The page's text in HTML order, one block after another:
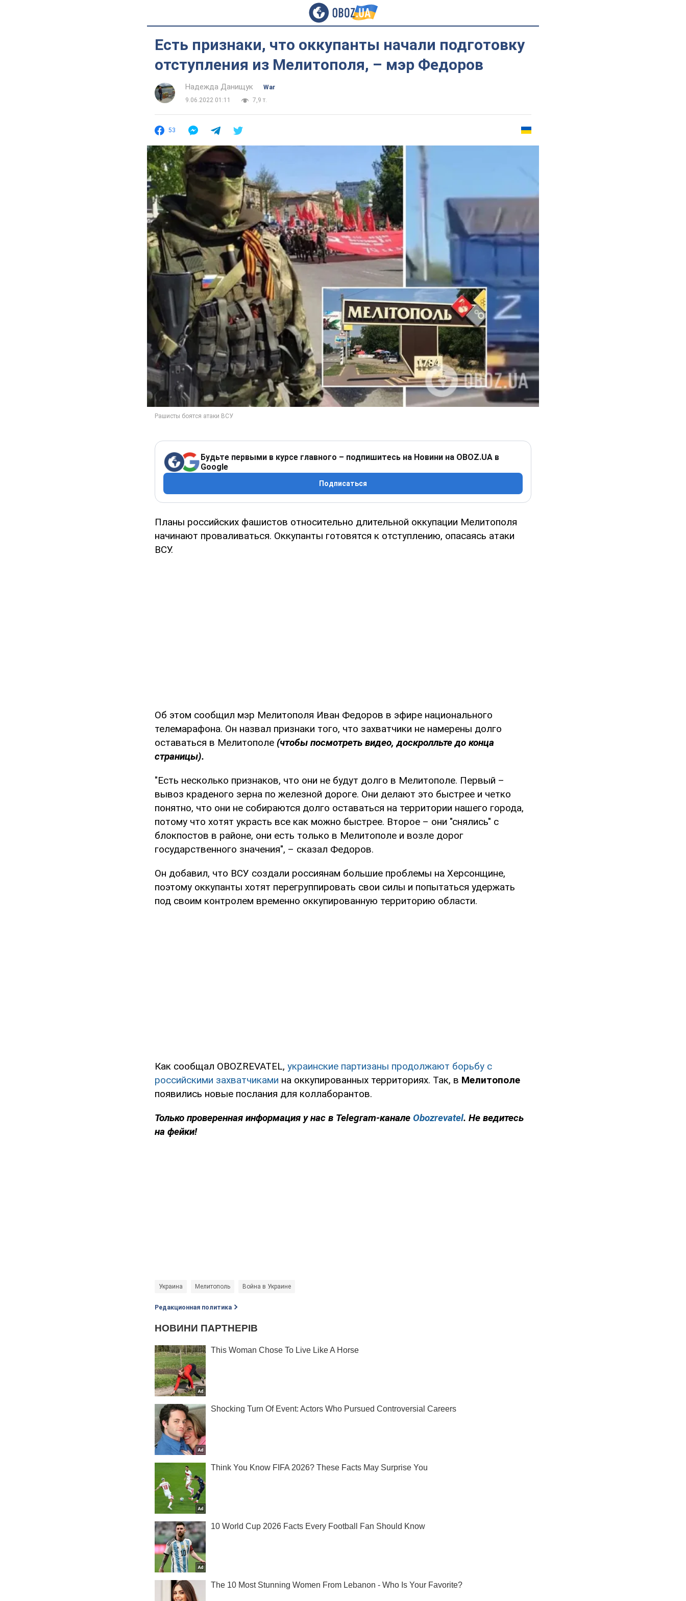
Есть признаки, что оккупанты начали подготовку
отступления из Мелитополя, – мэр Федоров
Надежда Данищук
War
9.06.2022 01:11
7,9 т.
53
Будьте первыми в курсе главного – подпишитесь на Новини на OBOZ.UA в
Google
Подписаться
Планы российских фашистов относительно длительной оккупации Мелитополя
начинают проваливаться. Оккупанты готовятся к отступлению, опасаясь атаки
ВСУ.
Об этом сообщил мэр Мелитополя Иван Федоров в эфире национального
телемарафона. Он назвал признаки того, что захватчики не намерены долго
оставаться в Мелитополе (чтобы посмотреть видео, доскролльте до конца
страницы).
"Есть несколько признаков, что они не будут долго в Мелитополе. Первый –
вывоз краденого зерна по железной дороге. Они делают это быстрее и четко
понятно, что они не собираются долго оставаться на территории нашего города,
потому что хотят украсть все как можно быстрее. Второе – они "снялись" с
блокпостов в районе, они есть только в Мелитополе и возле дорог
государственного значения", – сказал Федоров.
Он добавил, что ВСУ создали россиянам большие проблемы на Херсонщине,
поэтому оккупанты хотят перегруппировать свои силы и попытаться удержать
под своим контролем временно оккупированную территорию области.
Как сообщал OBOZREVATEL, украинские партизаны продолжают борьбу с
российскими захватчиками на оккупированных территориях. Так, в Мелитополе
появились новые послания для коллаборантов.
Только проверенная информация у нас в Telegram-канале Obozrevatel. Не ведитесь
на фейки!
Украина Мелитополь Война в Украине
Редакционная политика